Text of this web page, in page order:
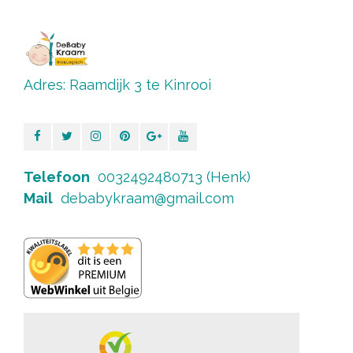
Adres: Raamdijk 3 te Kinrooi
Telefoon 0032492480713 (Henk)
Mail debabykraam@gmail.com